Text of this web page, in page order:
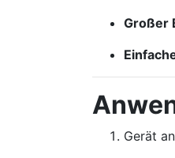
Großer
Gerät